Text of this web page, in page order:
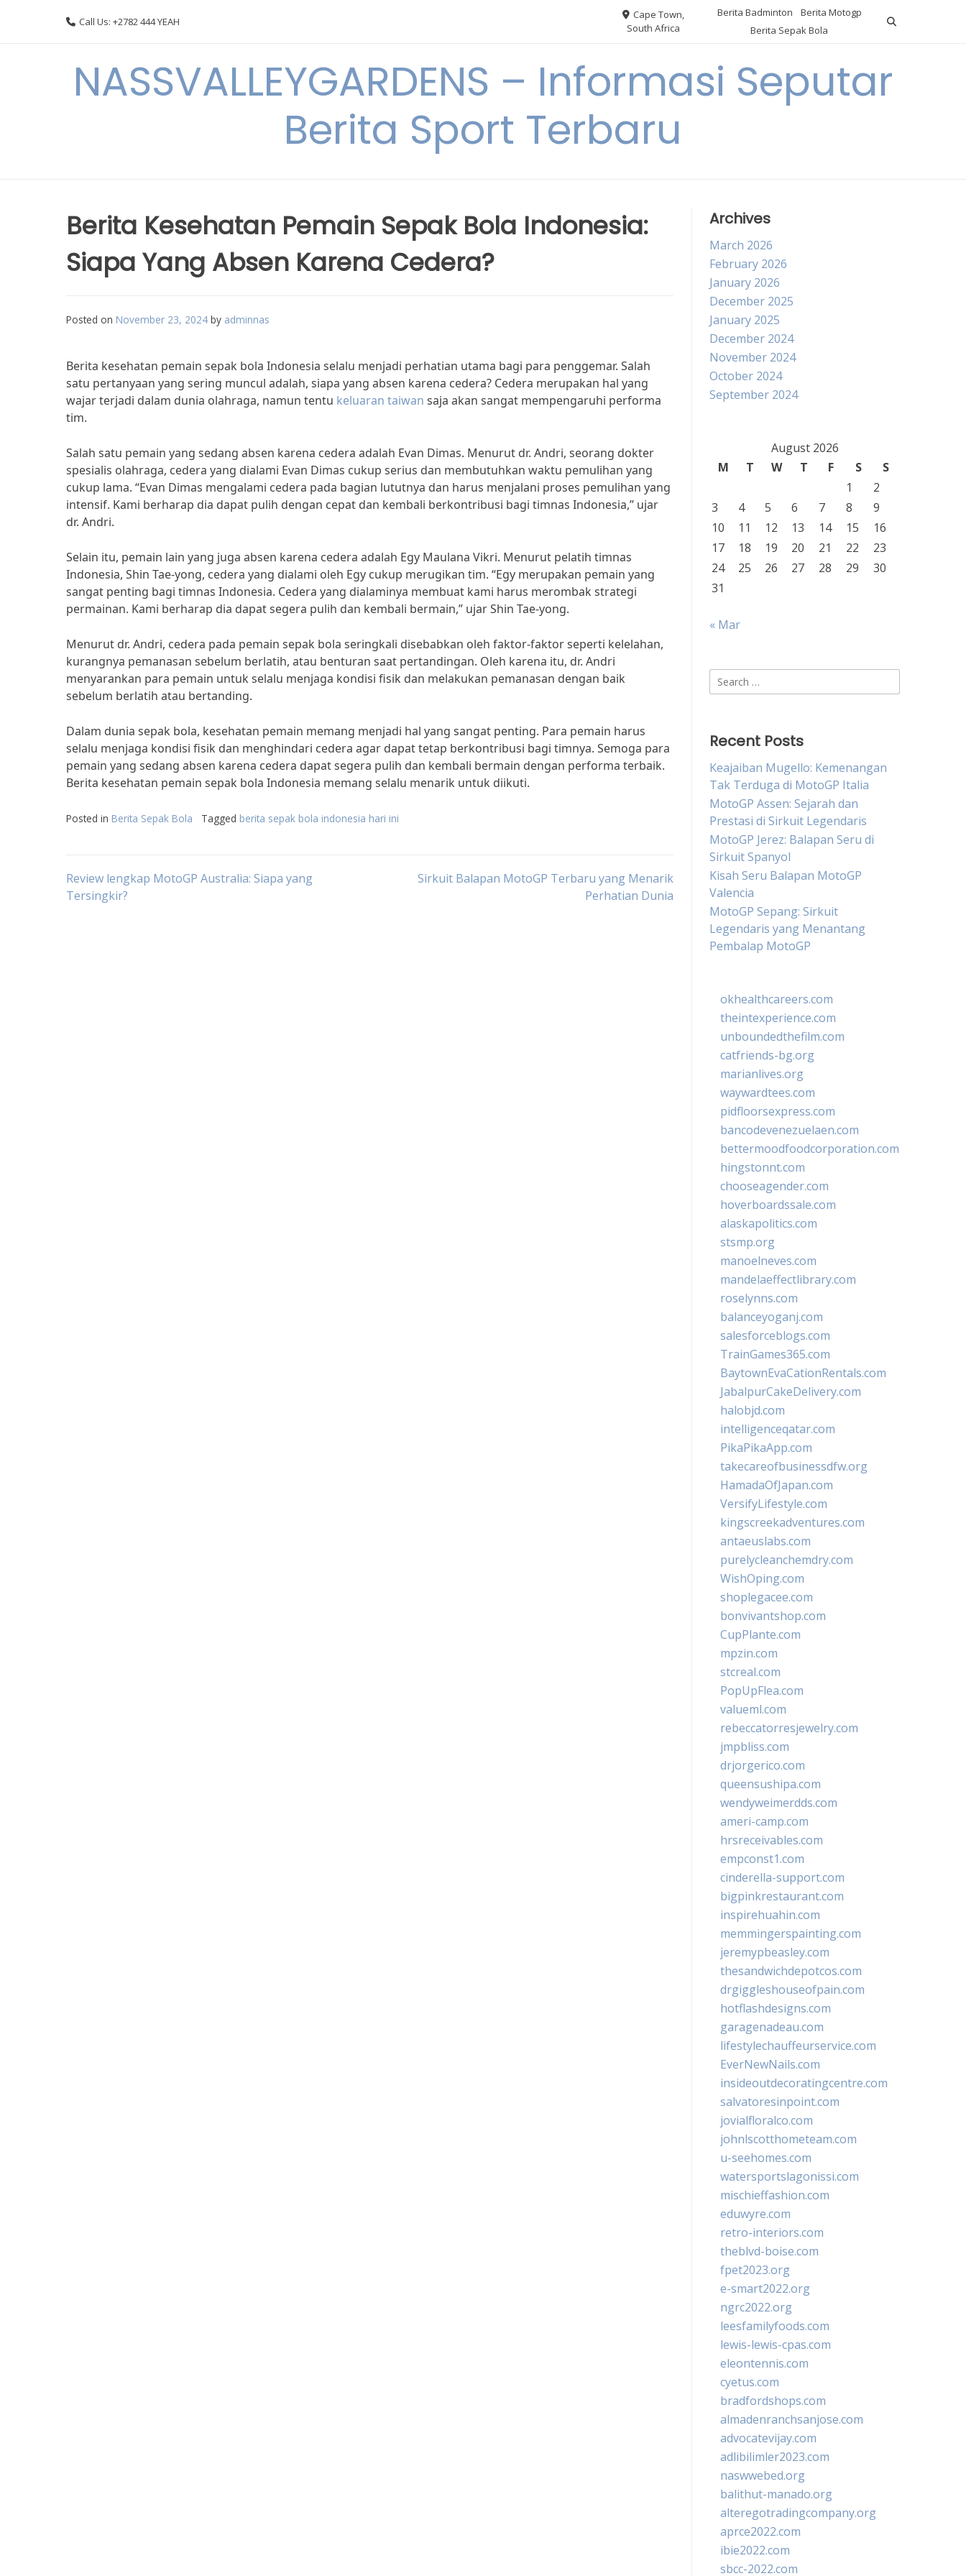
Call Us: +2782 444 YEAH
Cape Town,
South Africa
Berita Badminton
Berita Motogp
Berita Sepak Bola
NASSVALLEYGARDENS – Informasi Seputar
Berita Sport Terbaru
Berita Kesehatan Pemain Sepak Bola Indonesia:
Siapa Yang Absen Karena Cedera?
Posted on November 23, 2024 by adminnas
Berita kesehatan pemain sepak bola Indonesia selalu menjadi perhatian utama bagi para penggemar. Salah
satu pertanyaan yang sering muncul adalah, siapa yang absen karena cedera? Cedera merupakan hal yang
wajar terjadi dalam dunia olahraga, namun tentu keluaran taiwan saja akan sangat mempengaruhi performa
tim.
Salah satu pemain yang sedang absen karena cedera adalah Evan Dimas. Menurut dr. Andri, seorang dokter
spesialis olahraga, cedera yang dialami Evan Dimas cukup serius dan membutuhkan waktu pemulihan yang
cukup lama. “Evan Dimas mengalami cedera pada bagian lututnya dan harus menjalani proses pemulihan yang
intensif. Kami berharap dia dapat pulih dengan cepat dan kembali berkontribusi bagi timnas Indonesia,” ujar
dr. Andri.
Selain itu, pemain lain yang juga absen karena cedera adalah Egy Maulana Vikri. Menurut pelatih timnas
Indonesia, Shin Tae-yong, cedera yang dialami oleh Egy cukup merugikan tim. “Egy merupakan pemain yang
sangat penting bagi timnas Indonesia. Cedera yang dialaminya membuat kami harus merombak strategi
permainan. Kami berharap dia dapat segera pulih dan kembali bermain,” ujar Shin Tae-yong.
Menurut dr. Andri, cedera pada pemain sepak bola seringkali disebabkan oleh faktor-faktor seperti kelelahan,
kurangnya pemanasan sebelum berlatih, atau benturan saat pertandingan. Oleh karena itu, dr. Andri
menyarankan para pemain untuk selalu menjaga kondisi fisik dan melakukan pemanasan dengan baik
sebelum berlatih atau bertanding.
Dalam dunia sepak bola, kesehatan pemain memang menjadi hal yang sangat penting. Para pemain harus
selalu menjaga kondisi fisik dan menghindari cedera agar dapat tetap berkontribusi bagi timnya. Semoga para
pemain yang sedang absen karena cedera dapat segera pulih dan kembali bermain dengan performa terbaik.
Berita kesehatan pemain sepak bola Indonesia memang selalu menarik untuk diikuti.
Posted in Berita Sepak Bola Tagged berita sepak bola indonesia hari ini
Post
Review lengkap MotoGP Australia: Siapa yang
Tersingkir?
Sirkuit Balapan MotoGP Terbaru yang Menarik
Perhatian Dunia
Archives
March 2026
February 2026
January 2026
December 2025
January 2025
December 2024
November 2024
October 2024
September 2024
August 2026
M
T W T F S
S
1
2
3
4 5 6 7 8
9
10
11 12 13 14 15
16
17
18 19 20 21 22
23
24
25 26 27 28 29
30
31
« Mar
Search
for:
Recent Posts
Keajaiban Mugello: Kemenangan
Tak Terduga di MotoGP Italia
MotoGP Assen: Sejarah dan
Prestasi di Sirkuit Legendaris
MotoGP Jerez: Balapan Seru di
Sirkuit Spanyol
Kisah Seru Balapan MotoGP
Valencia
MotoGP Sepang: Sirkuit
Legendaris yang Menantang
Pembalap MotoGP
okhealthcareers.com
theintexperience.com
unboundedthefilm.com
catfriends-bg.org
marianlives.org
waywardtees.com
pidfloorsexpress.com
bancodevenezuelaen.com
bettermoodfoodcorporation.com
hingstonnt.com
chooseagender.com
hoverboardssale.com
alaskapolitics.com
stsmp.org
manoelneves.com
mandelaeffectlibrary.com
roselynns.com
balanceyoganj.com
salesforceblogs.com
TrainGames365.com
BaytownEvaCationRentals.com
JabalpurCakeDelivery.com
halobjd.com
intelligenceqatar.com
PikaPikaApp.com
takecareofbusinessdfw.org
HamadaOfJapan.com
VersifyLifestyle.com
kingscreekadventures.com
antaeuslabs.com
purelycleanchemdry.com
WishOping.com
shoplegacee.com
bonvivantshop.com
CupPlante.com
mpzin.com
stcreal.com
PopUpFlea.com
valueml.com
rebeccatorresjewelry.com
jmpbliss.com
drjorgerico.com
queensushipa.com
wendyweimerdds.com
ameri-camp.com
hrsreceivables.com
empconst1.com
cinderella-support.com
bigpinkrestaurant.com
inspirehuahin.com
memmingerspainting.com
jeremypbeasley.com
thesandwichdepotcos.com
drgiggleshouseofpain.com
hotflashdesigns.com
garagenadeau.com
lifestylechauffeurservice.com
EverNewNails.com
insideoutdecoratingcentre.com
salvatoresinpoint.com
jovialfloralco.com
johnlscotthometeam.com
u-seehomes.com
watersportslagonissi.com
mischieffashion.com
eduwyre.com
retro-interiors.com
theblvd-boise.com
fpet2023.org
e-smart2022.org
ngrc2022.org
leesfamilyfoods.com
lewis-lewis-cpas.com
eleontennis.com
cyetus.com
bradfordshops.com
almadenranchsanjose.com
advocatevijay.com
adlibilimler2023.com
naswwebed.org
balithut-manado.org
alteregotradingcompany.org
aprce2022.com
ibie2022.com
sbcc-2022.com